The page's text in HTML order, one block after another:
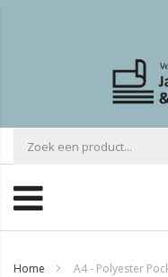
Home A4 - Polyester